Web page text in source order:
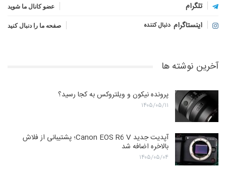
تلگرام عضو کانال ما شوید
اینستاگرام دنبال کننده صفحه ما را دنبال کنید
آخرین نوشته ها
پرونده نیکون و ویلتروکس به کجا رسید؟
۱۴۰۵/۰۵/۱۱
آپدیت جدید Canon EOS R6 V؛ پشتیبانی از فلاش
بالاخره اضافه شد
۱۴۰۵/۰۵/۰۴